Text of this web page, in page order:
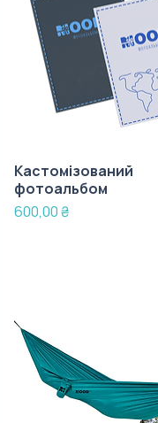
Кастомізований
фотоальбом
Ціна
600,00 ₴